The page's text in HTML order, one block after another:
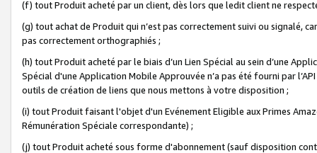
(f) tout Produit acheté par un client, dès lors que ledit client ne
(g) tout achat de Produit qui n’est pas correctement suivi ou signalé,
pas correctement orthographiés ;
(h) tout Produit acheté par le biais d’un Lien Spécial au sein d’une
Spécial d'une Application Mobile Approuvée n’a pas été fourni par
outils de création de liens que nous mettons à votre disposition ;
(i) tout Produit faisant l'objet d'un Evénement Eligible aux Primes
Rémunération Spéciale correspondante) ;
(j) tout Produit acheté sous forme d'abonnement (sauf disposition